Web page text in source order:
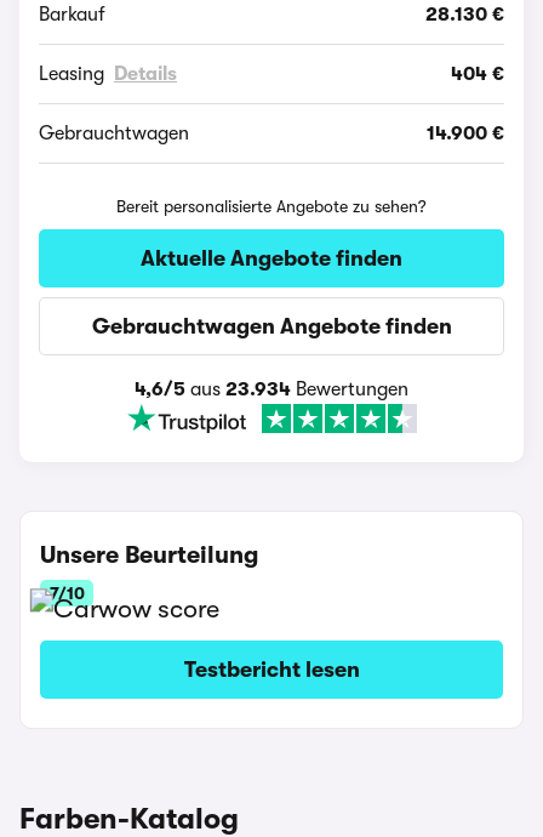
Barkauf 28.130 €
Leasing Details 404 €
Gebrauchtwagen 14.900 €
Bereit personalisierte Angebote zu sehen?
Aktuelle Angebote finden
Gebrauchtwagen Angebote finden
4,6/5 aus 23.934 Bewertungen
Unsere Beurteilung
7/10
Testbericht lesen
Farben-Katalog